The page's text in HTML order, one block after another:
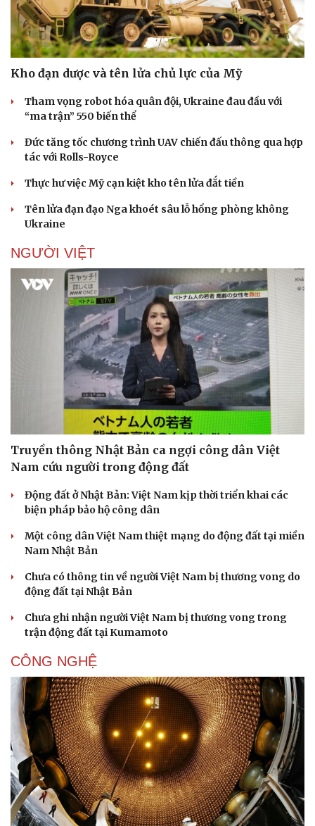
Doanh nghiệp 24h
Doanh nhân
Vì cộng đồng
Tin Công nghệ
Trải nghiệm
Chuyển đổi số
Kho đạn dược và tên lửa chủ lực của Mỹ
Tham vọng robot hóa quân đội, Ukraine đau đầu với
“ma trận” 550 biến thể
Đức tăng tốc chương trình UAV chiến đấu thông qua hợp
tác với Rolls-Royce
Thực hư việc Mỹ cạn kiệt kho tên lửa đắt tiền
Tên lửa đạn đạo Nga khoét sâu lỗ hổng phòng không
Ukraine
NGƯỜI VIỆT
Truyền thông Nhật Bản ca ngợi công dân Việt
Nam cứu người trong động đất
Động đất ở Nhật Bản: Việt Nam kịp thời triển khai các
biện pháp bảo hộ công dân
Một công dân Việt Nam thiệt mạng do động đất tại miền
Nam Nhật Bản
Chưa có thông tin về người Việt Nam bị thương vong do
động đất tại Nhật Bản
Chưa ghi nhận người Việt Nam bị thương vong trong
trận động đất tại Kumamoto
CÔNG NGHỆ